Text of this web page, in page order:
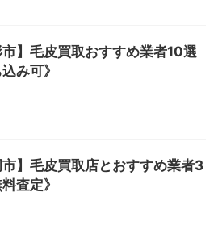
市】毛皮買取おすすめ業者10選
込み可》
市】毛皮買取店とおすすめ業者3
査定》